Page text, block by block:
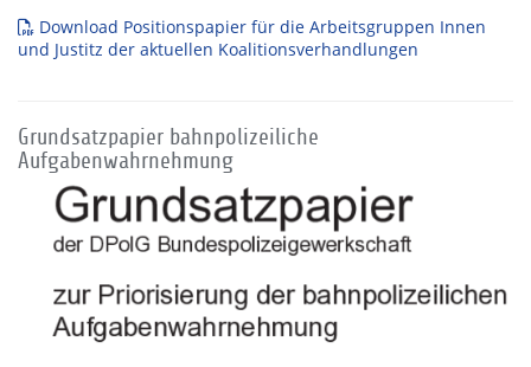
Download Positionspapier für die Arbeitsgruppen Innen
und Justitz der aktuellen Koalitionsverhandlungen
Grundsatzpapier bahnpolizeiliche
Aufgabenwahrnehmung